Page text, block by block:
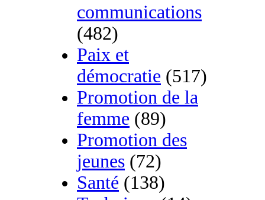
communications
(482)
Paix et
démocratie (517)
Promotion de la
femme (89)
Promotion des
jeunes (72)
Santé (138)